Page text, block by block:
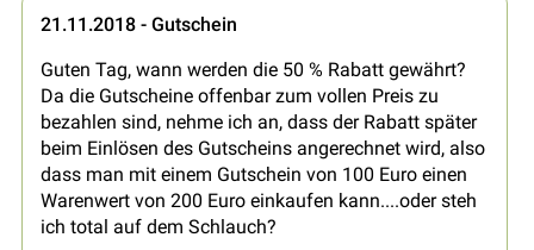
21.11.2018 - Gutschein
Guten Tag, wann werden die 50 % Rabatt gewährt?
Da die Gutscheine offenbar zum vollen Preis zu
bezahlen sind, nehme ich an, dass der Rabatt später
beim Einlösen des Gutscheins angerechnet wird, also
dass man mit einem Gutschein von 100 Euro einen
Warenwert von 200 Euro einkaufen kann....oder steh
ich total auf dem Schlauch?